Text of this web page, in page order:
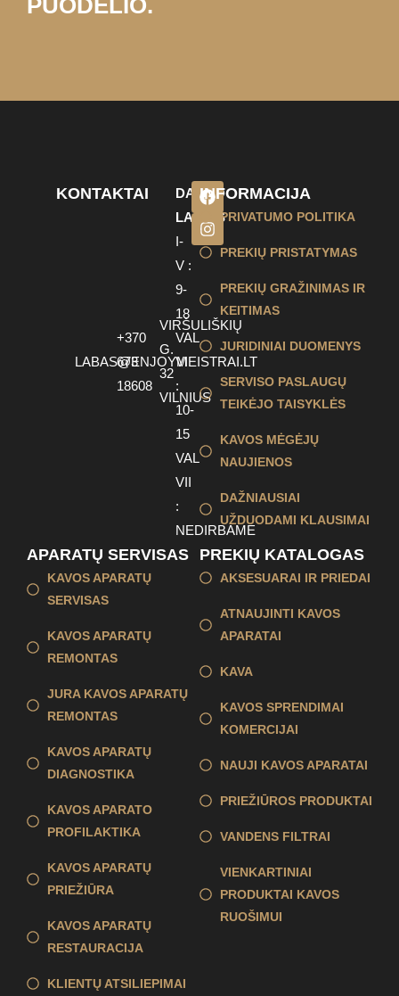
PUODELIO.
KONTAKTAI
LABAS@ENJOYMEISTRAI.LT
+370
673
18608
VIRŠULIŠKIŲ
G.
32
VILNIUS
DARBO
LAIKAS
I-
V :
9-
18
VAL
VI
:
10-
15
VAL
VII
:
NEDIRBAME
INFORMACIJA
PRIVATUMO POLITIKA
PREKIŲ PRISTATYMAS
PREKIŲ GRAŽINIMAS IR
KEITIMAS
JURIDINIAI DUOMENYS
SERVISO PASLAUGŲ
TEIKĖJO TAISYKLĖS
KAVOS MĖGĖJŲ
NAUJIENOS
DAŽNIAUSIAI
UŽDUODAMI KLAUSIMAI
APARATŲ SERVISAS
KAVOS APARATŲ
SERVISAS
KAVOS APARATŲ
REMONTAS
JURA KAVOS APARATŲ
REMONTAS
KAVOS APARATŲ
DIAGNOSTIKA
KAVOS APARATO
PROFILAKTIKA
KAVOS APARATŲ
PRIEŽIŪRA
KAVOS APARATŲ
RESTAURACIJA
KLIENTŲ ATSILIEPIMAI
PREKIŲ KATALOGAS
AKSESUARAI IR PRIEDAI
ATNAUJINTI KAVOS
APARATAI
KAVA
KAVOS SPRENDIMAI
KOMERCIJAI
NAUJI KAVOS APARATAI
PRIEŽIŪROS PRODUKTAI
VANDENS FILTRAI
VIENKARTINIAI
PRODUKTAI KAVOS
RUOŠIMUI